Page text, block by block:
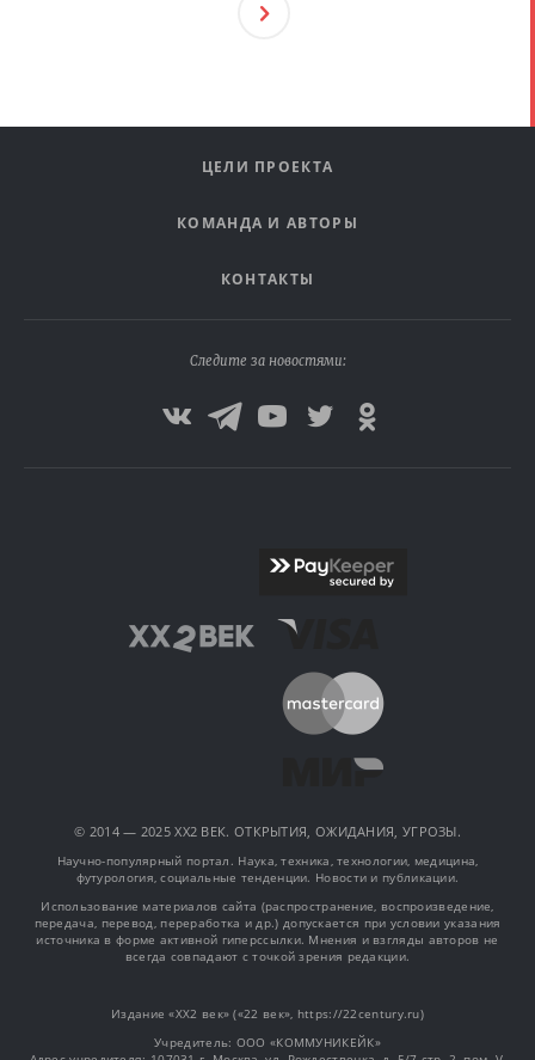
Ующ
ЦЕЛИ ПРОЕКТА
КОМАНДА И АВТОРЫ
КОНТАКТЫ
Следите за новостями:
© 2014 — 2025 XX2 ВЕК. ОТКРЫТИЯ, ОЖИДАНИЯ, УГРОЗЫ.
Научно-популярный портал. Наука, техника, технологии, медицина,
футурология, социальные тенденции. Новости и публикации.
Использование материалов сайта (распространение, воспроизведение,
передача, перевод, переработка и др.) допускается при условии указания
источника в форме активной гиперссылки. Мнения и взгляды авторов не
всегда совпадают с точкой зрения редакции.
Издание «XX2 век» («22 век», https://22century.ru)
Учредитель: OOO «КОММУНИКЕЙК»